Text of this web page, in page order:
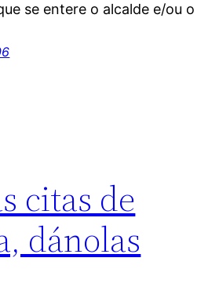
se entere o alcalde e/ou o
citas de
dánolas